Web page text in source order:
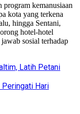
kemanusiaan
kota yang terkena
hingga Sentani,
hotel-hotel
sosial terhadap
Latih Petani
Hari